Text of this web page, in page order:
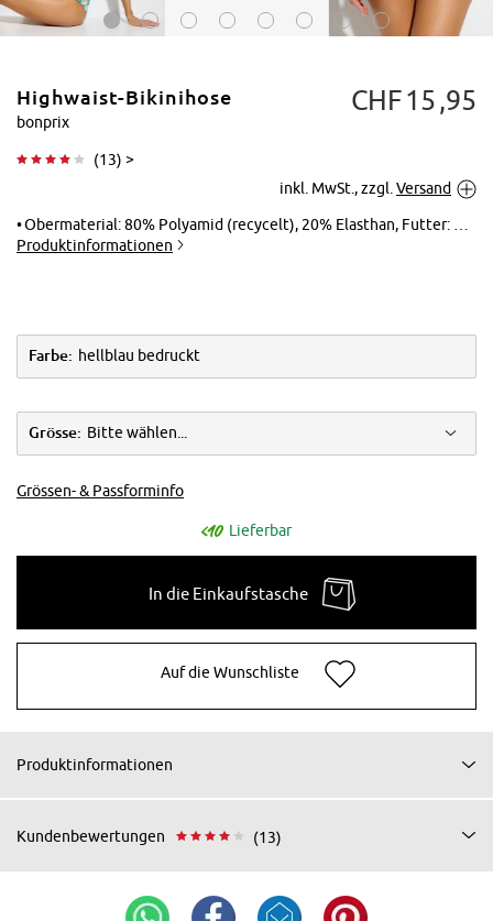
Tippen zum
Vergrößern
Highwaist-Bikinihose
bonprix
(13) >
CHF15 95
inkl. MwSt., zzgl. Versand
Obermaterial: 80% Polyamid (recycelt), 20% Elasthan, Futter: 100% Polyester
Produktinformationen
Farbe: hellblau bedruckt
Grösse: Bitte wählen...
Grössen- & Passforminfo
Lieferbar
In die Einkaufstasche
Auf die Wunschliste
Produktinformationen
Kundenbewertungen (13)